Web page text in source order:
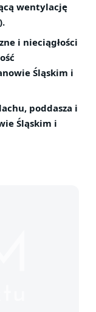
wentylację
i nieciągłości
Śląskim i
poddasza i
Śląskim i